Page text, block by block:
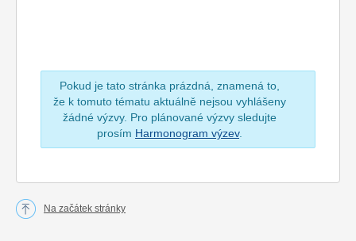
Pokud je tato stránka prázdná, znamená to,
že k tomuto tématu aktuálně nejsou vyhlášeny
žádné výzvy. Pro plánované výzvy sledujte
prosím Harmonogram výzev.
Na začátek stránky